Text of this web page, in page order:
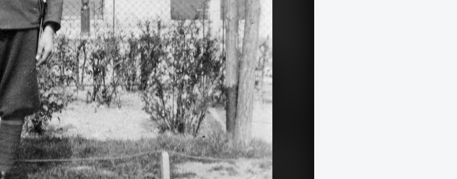
1935
1935
Hofherr-Schrantz-Clayton-Shuttleworth cséplőgép.